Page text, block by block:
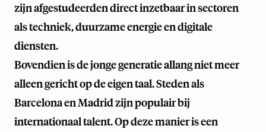
zijn afgestudeerden direct inzetbaar in sectoren
als techniek, duurzame energie en digitale
diensten.
Bovendien is de jonge generatie allang niet meer
alleen gericht op de eigen taal. Steden als
Barcelona en Madrid zijn populair bij
internationaal talent. Op deze manier is een